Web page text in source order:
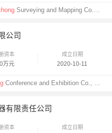
Surveying and Mapping Co., Ltd.
公司
资本
万元
成立日期
2020-10-11
Conference and Exhibition Co., Ltd.
有限责任公司
资本 成立日期